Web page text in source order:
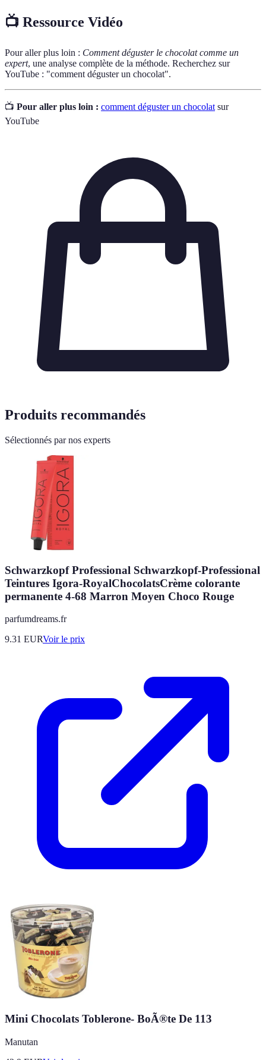
📺 Ressource Vidéo
Pour aller plus loin : Comment déguster le chocolat comme un
expert, une analyse complète de la méthode. Recherchez sur
YouTube : "comment déguster un chocolat".
📺 Pour aller plus loin : comment déguster un chocolat sur
YouTube
Produits recommandés
Sélectionnés par nos experts
Schwarzkopf Professional Schwarzkopf-Professional
Teintures Igora-RoyalChocolatsCrème colorante
permanente 4-68 Marron Moyen Choco Rouge
parfumdreams.fr
9.31 EURVoir le prix
Mini Chocolats Toblerone- BoÃ®te De 113
Manutan